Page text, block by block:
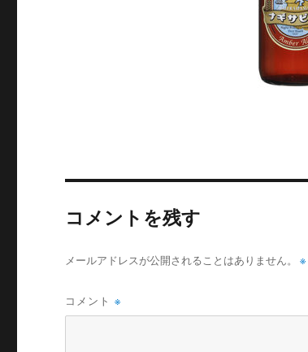
コメントを残す
メールアドレスが公開されることはありません。 ※
コメント※